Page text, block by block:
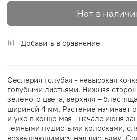
Нет в
Добавить в сравнение
Сеслерия голубая - невысокая
голубыми листьями. Нижняя
зеленого цвета, верхняя –
шириной 4 мм. Растение начинает
и уже в конце мая - начале июня
темными пушистыми колосками,
возвышающимися над листьями.